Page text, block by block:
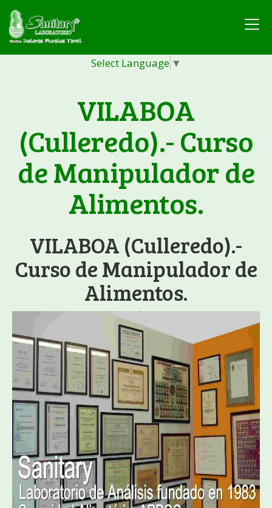
Select Language ▼
VILABOA
(Culleredo).- Curso
de Manipulador de
Alimentos.
VILABOA (Culleredo).-
Curso de Manipulador de
Alimentos.